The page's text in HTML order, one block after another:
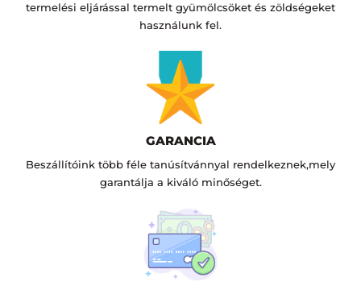
termelési eljárással termelt gyümölcsöket és zöldségeket
használunk fel.
GARANCIA
Beszállítóink több féle tanúsítvánnyal rendelkeznek,mely
garantálja a kiváló minőséget.